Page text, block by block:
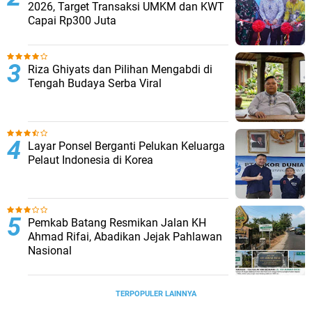
2026, Target Transaksi UMKM dan KWT
Capai Rp300 Juta
Riza Ghiyats dan Pilihan Mengabdi di
Tengah Budaya Serba Viral
Layar Ponsel Berganti Pelukan Keluarga
Pelaut Indonesia di Korea
Pemkab Batang Resmikan Jalan KH
Ahmad Rifai, Abadikan Jejak Pahlawan
Nasional
TERPOPULER LAINNYA